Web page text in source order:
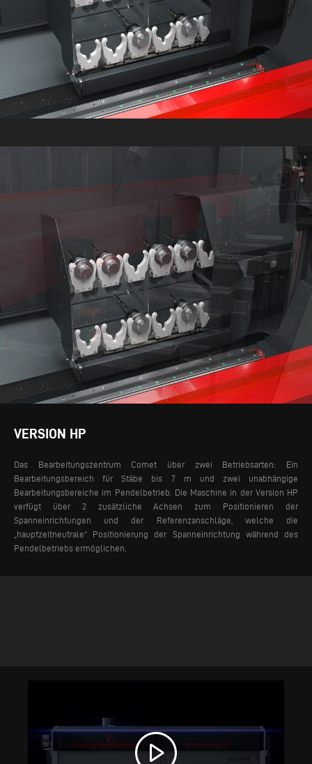
VERSION HP
Das Bearbeitungszentrum Comet über zwei Betriebsarten: Ein
Bearbeitungsbereich für Stäbe bis 7 m und zwei unabhängige
Bearbeitungsbereiche im Pendelbetrieb. Die Maschine in der Version HP
verfügt über 2 zusätzliche Achsen zum Positionieren der
Spanneinrichtungen und der Referenzanschläge, welche die
„hauptzeitneutrale“ Positionierung der Spanneinrichtung während des
Pendelbetriebs ermöglichen.